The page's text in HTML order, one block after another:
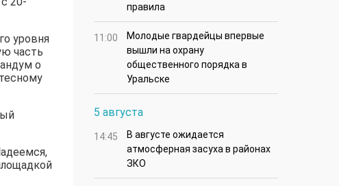
уровня
часть
о
правила
11:00
Молодые гвардейцы впервые
вышли на охрану
общественного порядка в
Уральске
5 августа
14:45
В августе ожидается
атмосферная засуха в районах
ЗКО